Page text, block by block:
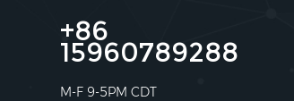
+86
15960789288
M-F 9-5PM CDT